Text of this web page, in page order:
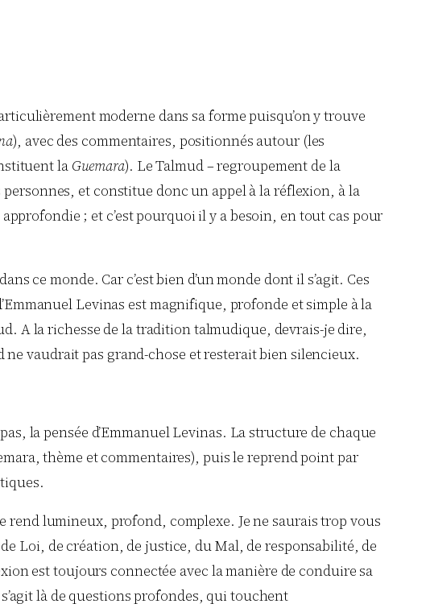
moderne dans sa forme puisqu’on y trouve
), avec des commentaires, positionnés autour (les
la Guemara). Le Talmud – regroupement de la
et constitue donc un appel à la réflexion, à la
; et c’est pourquoi il y a besoin, en tout cas pour
ce monde. Car c’est bien d’un monde dont il s’agit. Ces
Levinas est magnifique, profonde et simple à la
A la richesse de la tradition talmudique, devrais-je dire,
ne vaudrait pas grand-chose et resterait bien silencieux.
la pensée d’Emmanuel Levinas. La structure de chaque
thème et commentaires), puis le reprend point par
rend lumineux, profond, complexe. Je ne saurais trop vous
Loi, de création, de justice, du Mal, de responsabilité, de
est toujours connectée avec la manière de conduire sa
là de questions profondes, qui touchent